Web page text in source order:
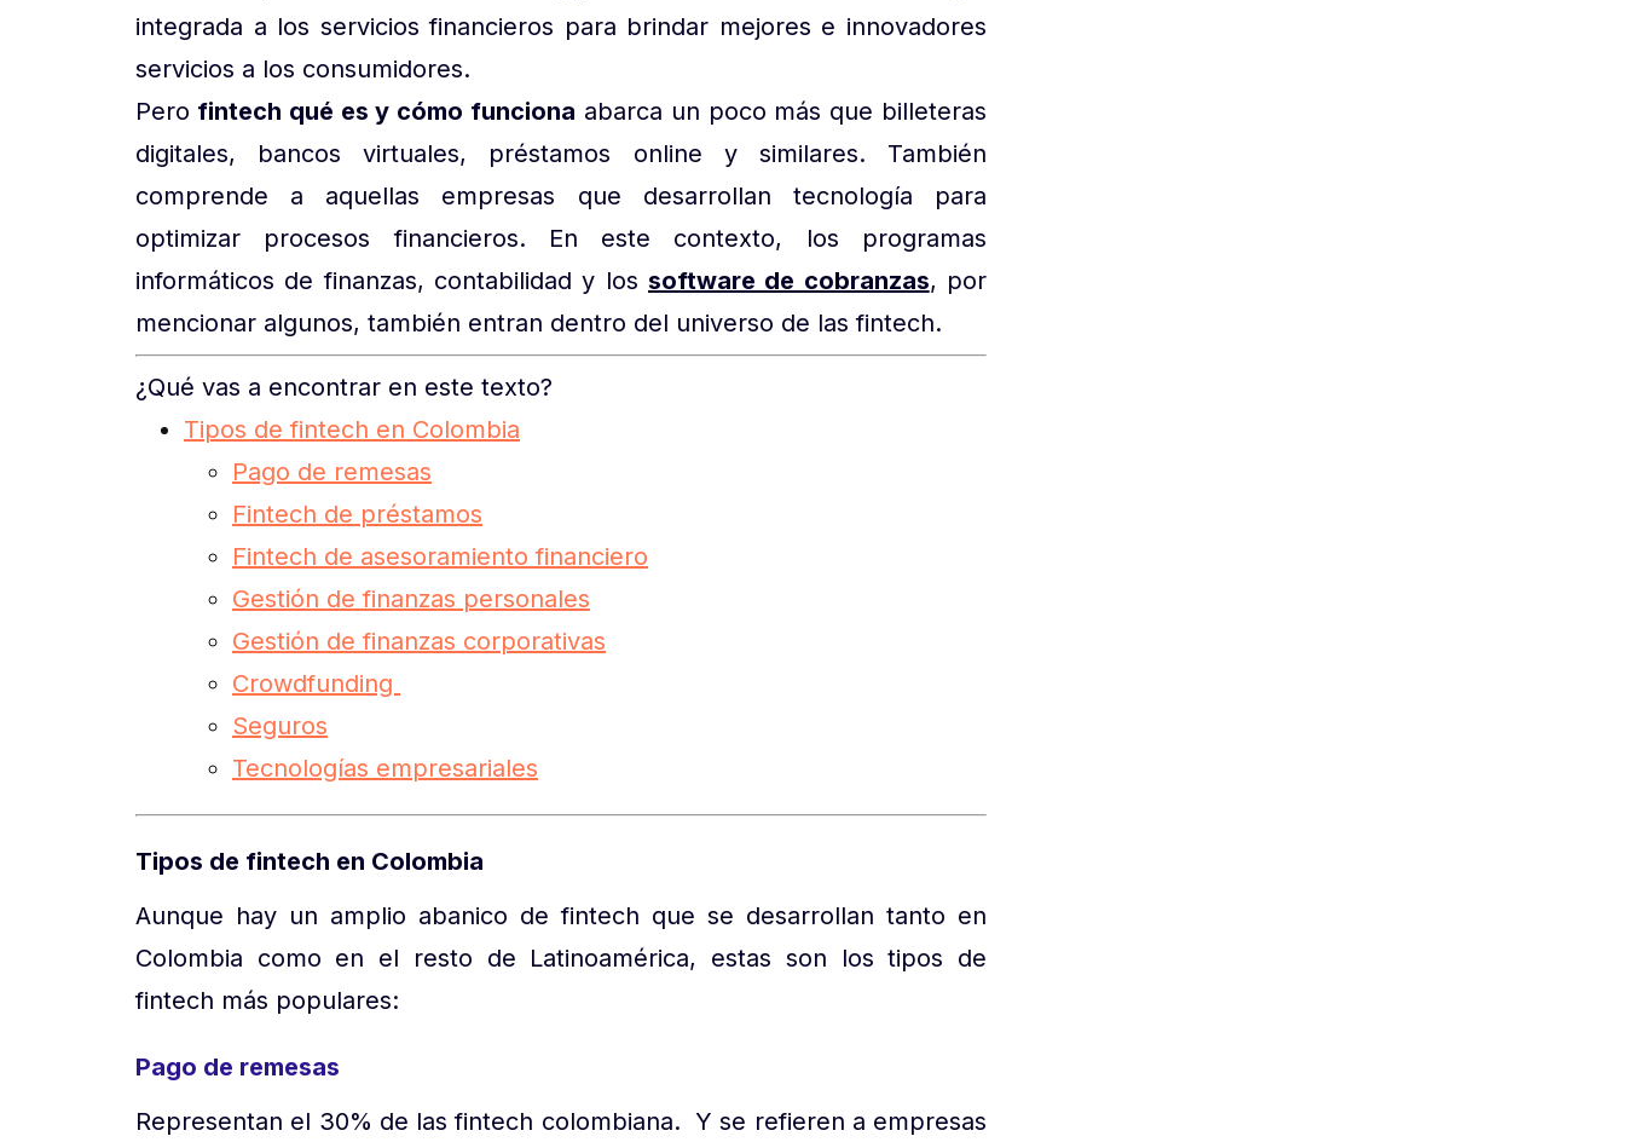
integrada a los servicios financieros para brindar mejores e innovadores
servicios a los consumidores.
Pero fintech qué es y cómo funciona abarca un poco más que billeteras
digitales, bancos virtuales, préstamos online y similares. También
comprende a aquellas empresas que desarrollan tecnología para
optimizar procesos financieros. En este contexto, los programas
informáticos de finanzas, contabilidad y los software de cobranzas, por
mencionar algunos, también entran dentro del universo de las fintech.
¿Qué vas a encontrar en este texto?
Tipos de fintech en Colombia
Pago de remesas
Fintech de préstamos
Fintech de asesoramiento financiero
Gestión de finanzas personales
Gestión de finanzas corporativas
Crowdfunding
Seguros
Tecnologías empresariales
Tipos de fintech en Colombia
Aunque hay un amplio abanico de fintech que se desarrollan tanto en
Colombia como en el resto de Latinoamérica, estas son los tipos de
fintech más populares:
Pago de remesas
Representan el 30% de las fintech colombiana. Y se refieren a empresas